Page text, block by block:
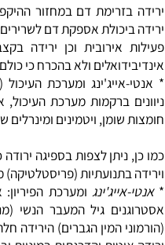
ומערכת לב וכלי דם
על המערכת לב-וכלי
דבר שיתבטא
והתוצאה עומס מוגבר על הלב.
דם במחזור ההיקפי של
אספקת דם לשרירים וירידה
ולא בהכרח כי כולם
ומערכת העיכול
מערכת העיכול, אשר
ויטמינים ומינרלים שונים.